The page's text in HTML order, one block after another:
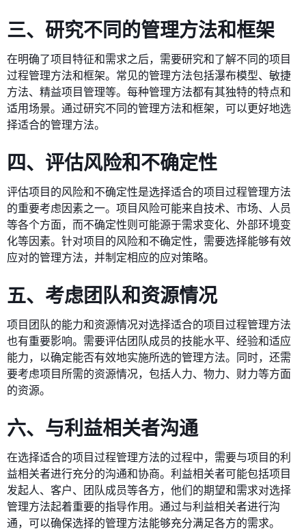
三、研究不同的管理方法和框架
在明确了项目特征和需求之后，需要研究和了解不同的项目
过程管理方法和框架。常见的管理方法包括瀑布模型、敏捷
方法、精益项目管理等。每种管理方法都有其独特的特点和
适用场景。通过研究不同的管理方法和框架，可以更好地选
择适合的管理方法。
四、评估风险和不确定性
评估项目的风险和不确定性是选择适合的项目过程管理方法
的重要考虑因素之一。项目风险可能来自技术、市场、人员
等各个方面，而不确定性则可能源于需求变化、外部环境变
化等因素。针对项目的风险和不确定性，需要选择能够有效
应对的管理方法，并制定相应的应对策略。
五、考虑团队和资源情况
项目团队的能力和资源情况对选择适合的项目过程管理方法
也有重要影响。需要评估团队成员的技能水平、经验和适应
能力，以确定能否有效地实施所选的管理方法。同时，还需
要考虑项目所需的资源情况，包括人力、物力、财力等方面
的资源。
六、与利益相关者沟通
在选择适合的项目过程管理方法的过程中，需要与项目的利
益相关者进行充分的沟通和协商。利益相关者可能包括项目
发起人、客户、团队成员等各方，他们的期望和需求对选择
管理方法起着重要的指导作用。通过与利益相关者进行沟
通，可以确保选择的管理方法能够充分满足各方的需求。